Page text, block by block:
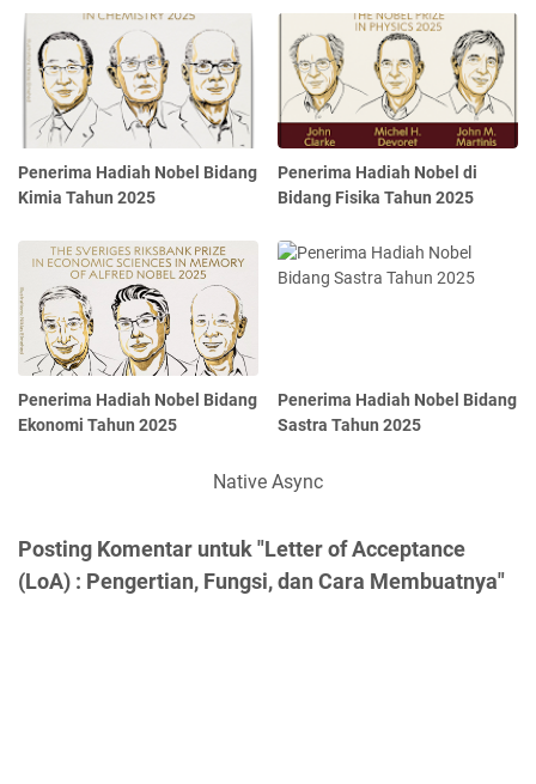
Penerima Hadiah Nobel Bidang
Kimia Tahun 2025
Penerima Hadiah Nobel di
Bidang Fisika Tahun 2025
Penerima Hadiah Nobel Bidang
Ekonomi Tahun 2025
Penerima Hadiah Nobel Bidang
Sastra Tahun 2025
Native Async
Posting Komentar untuk "Letter of Acceptance
(LoA) : Pengertian, Fungsi, dan Cara Membuatnya"